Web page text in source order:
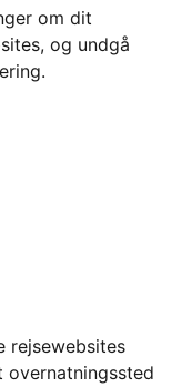
om dit
og undgå
rejsewebsites